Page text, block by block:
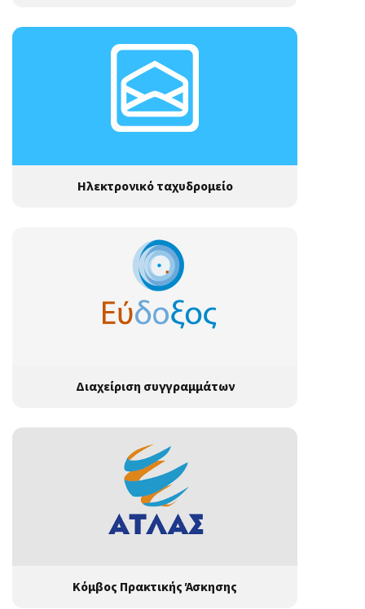
Ηλεκτρονικό ταχυδρομείο
Διαχείριση συγγραμμάτων
Κόμβος Πρακτικής Άσκησης